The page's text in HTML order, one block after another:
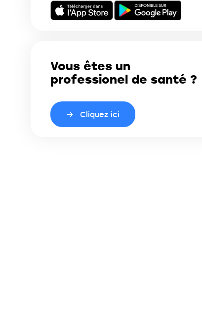
Vous êtes un
professionel de santé ?
Cliquez ici